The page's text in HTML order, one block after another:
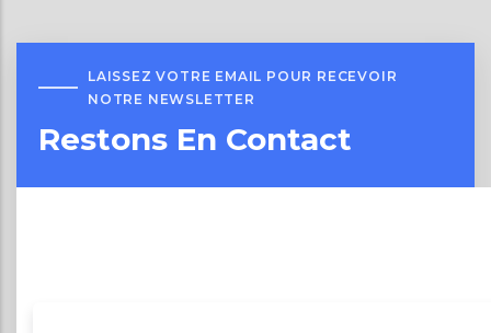
LAISSEZ VOTRE EMAIL POUR RECEVOIR
NOTRE NEWSLETTER
Restons En Contact